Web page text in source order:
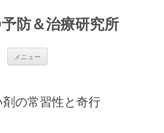
防＆治療研究所
メニュー
の常習性と奇行